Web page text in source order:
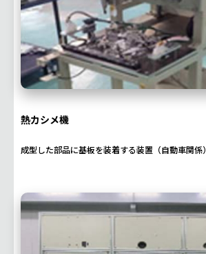
熱カシメ機
成型した部品に基板を装着する装置（自動車関係）